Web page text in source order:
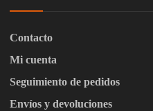
Contacto
Mi cuenta
Seguimiento de pedidos
Envíos y devoluciones